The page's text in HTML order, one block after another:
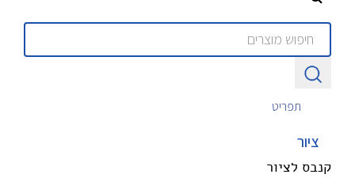
תפריט
ציור
קנבס לציור